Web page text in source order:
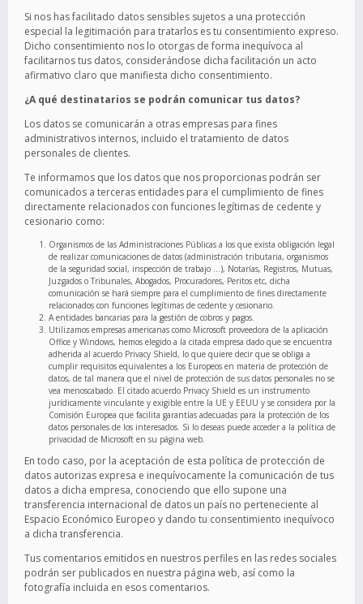
Si nos has facilitado datos sensibles sujetos a una protección
especial la legitimación para tratarlos es tu consentimiento expreso.
Dicho consentimiento nos lo otorgas de forma inequívoca al
facilitarnos tus datos, considerándose dicha facilitación un acto
afirmativo claro que manifiesta dicho consentimiento.
¿A qué destinatarios se podrán comunicar tus datos?
Los datos se comunicarán a otras empresas para fines
administrativos internos, incluido el tratamiento de datos
personales de clientes.
Te informamos que los datos que nos proporcionas podrán ser
comunicados a terceras entidades para el cumplimiento de fines
directamente relacionados con funciones legítimas de cedente y
cesionario como:
Organismos de las Administraciones Públicas a los que exista obligación legal
de realizar comunicaciones de datos (administración tributaria, organismos
de la seguridad social, inspección de trabajo …), Notarías, Registros, Mutuas,
Juzgados o Tribunales, Abogados, Procuradores, Peritos etc, dicha
comunicación se hará siempre para el cumplimiento de fines directamente
relacionados con funciones legítimas de cedente y cesionario.
A entidades bancarias para la gestión de cobros y pagos.
Utilizamos empresas americanas como Microsoft proveedora de la aplicación
Office y Windows, hemos elegido a la citada empresa dado que se encuentra
adherida al acuerdo Privacy Shield, lo que quiere decir que se obliga a
cumplir requisitos equivalentes a los Europeos en materia de protección de
datos, de tal manera que el nivel de protección de sus datos personales no se
vea menoscabado. El citado acuerdo Privacy Shield es un instrumento
jurídicamente vinculante y exigible entre la UE y EEUU y se considera por la
Comisión Europea que facilita garantías adecuadas para la protección de los
datos personales de los interesados. Si lo deseas puede acceder a la política de
privacidad de Microsoft en su página web.
En todo caso, por la aceptación de esta política de protección de
datos autorizas expresa e inequívocamente la comunicación de tus
datos a dicha empresa, conociendo que ello supone una
transferencia internacional de datos un país no perteneciente al
Espacio Económico Europeo y dando tu consentimiento inequívoco
a dicha transferencia.
Tus comentarios emitidos en nuestros perfiles en las redes sociales
podrán ser publicados en nuestra página web, así como la
fotografía incluida en esos comentarios.